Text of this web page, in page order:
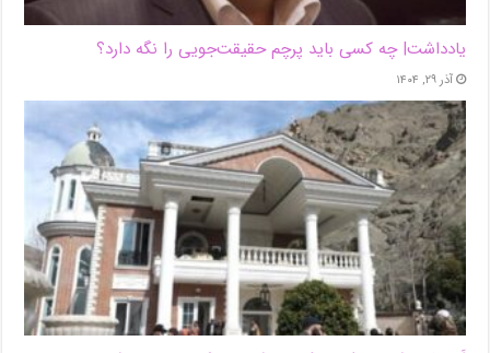
یادداشت| ‌چه کسی باید پرچم حقیقت‌جویی را نگه دارد؟
آذر ۲۹, ۱۴۰۴